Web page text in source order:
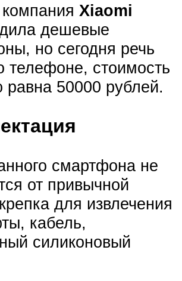
Xiaomi
дешевые
но сегодня речь
телефоне, стоимость
равна 50000 рублей.
смартфона не
от привычной
для извлечения
кабель,
силиконовый